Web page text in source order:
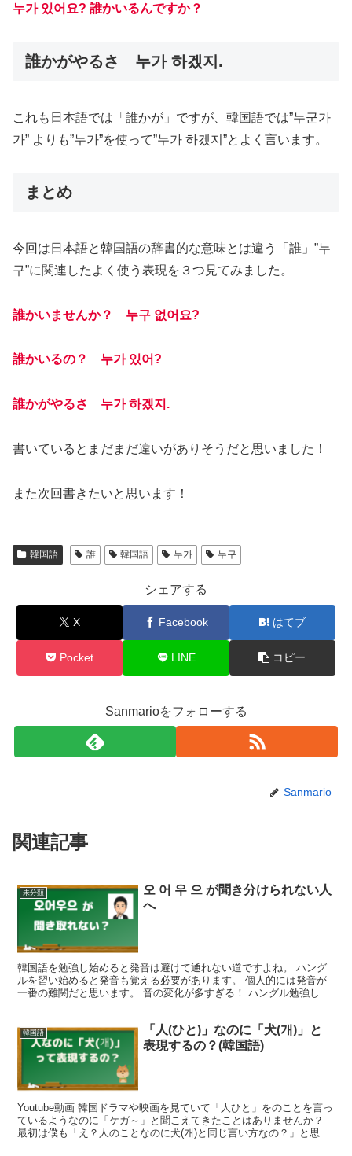
누가 있어요? 誰かいるんですか？
誰かがやるさ 누가 하겠지.
これも日本語では「誰かが」ですが、韓国語では”누군가
가” よりも”누가”を使って”누가 하겠지”とよく言います。
まとめ
今回は日本語と韓国語の辞書的な意味とは違う「誰」”누
구”に関連したよく使う表現を３つ見てみました。
誰かいませんか？ 누구 없어요?
誰かいるの？ 누가 있어?
誰かがやるさ 누가 하겠지.
書いているとまだまだ違いがありそうだと思いました！
また次回書きたいと思います！
韓国語 誰 韓国語 누가 누구
シェアする
X Facebook はてブ
Pocket LINE コピー
Sanmarioをフォローする
Sanmario
関連記事
未分類
오 어 우 으 が聞き分けられない人
へ
韓国語を勉強し始めると発音は避けて通れない道ですよね。 ハング
ルを習い始めると発音も覚える必要があります。 個人的には発音が
一番の難関だと思います。 音の変化が多すぎる！ ハングル勉強した
韓国語
「人(ひと)」なのに「犬(개)」と
表現するの？(韓国語)
Youtube動画 韓国ドラマや映画を見ていて「人ひと」をのことを言っ
ているようなのに「ケガ～」と聞こえてきたことはありませんか？
最初は僕も「え？人のことなのに犬(개)と同じ言い方なの？」と思っ